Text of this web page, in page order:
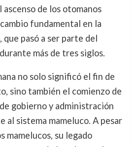
ascenso de los otomanos
fundamental en la
pasó a ser parte del
más de tres siglos.
no solo significó el fin de
sino también el comienzo de
gobierno y administración
al sistema mameluco. A pesar
mamelucos, su legado